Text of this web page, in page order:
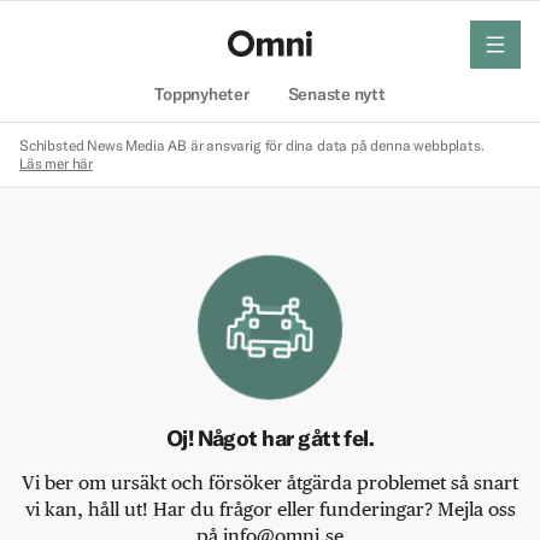
Toppnyheter Senaste nytt
meny
Schibsted News Media AB är ansvarig för dina data på denna webbplats.
Läs mer här
Oj! Något har gått fel.
Vi ber om ursäkt och försöker åtgärda problemet så snart
vi kan, håll ut! Har du frågor eller funderingar? Mejla oss